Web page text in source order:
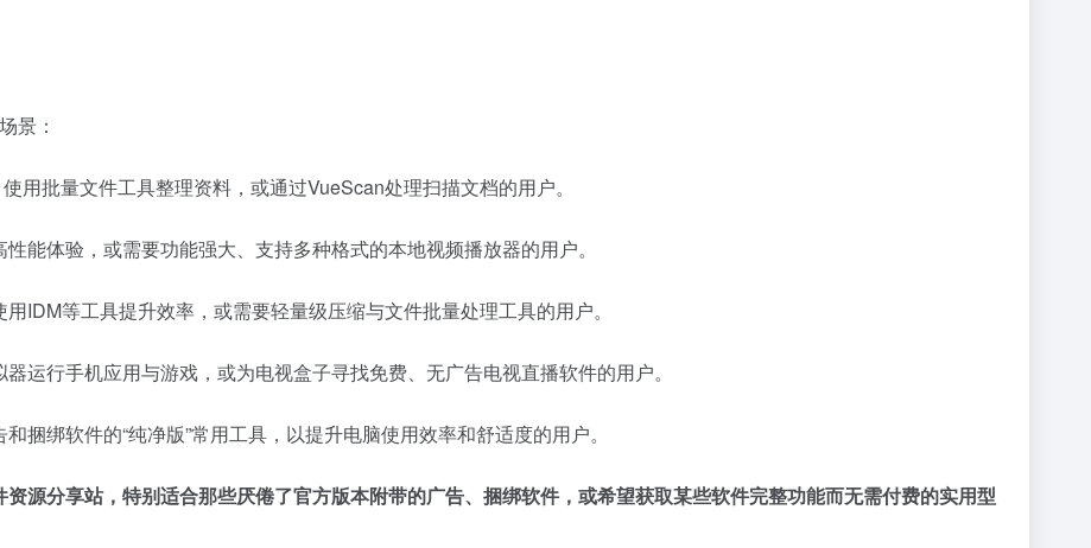
景：
用批量文件工具整理资料，或通过VueScan处理扫描文档的用户。
性能体验，或需要功能强大、支持多种格式的本地视频播放器的用户。
用IDM等工具提升效率，或需要轻量级压缩与文件批量处理工具的用户。
器运行手机应用与游戏，或为电视盒子寻找免费、无广告电视直播软件的用户。
捆绑软件的“纯净版”常用工具，以提升电脑使用效率和舒适度的用户。
源分享站，特别适合那些厌倦了官方版本附带的广告、捆绑软件，或希望获取某些软件完整功能而无需付费的实用型